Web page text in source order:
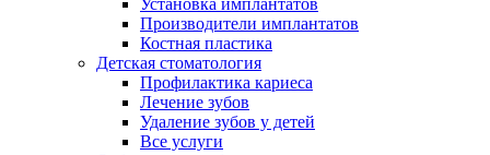
Установка имплантатов
Производители имплантатов
Костная пластика
Детская стоматология
Профилактика кариеса
Лечение зубов
Удаление зубов у детей
Все услуги